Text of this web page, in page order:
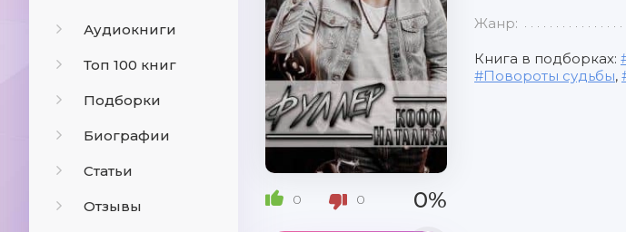
Аудиокниги
Топ 100 книг
Подборки
Биографии
Статьи
Отзывы 0 0 0%
Жанр:
Книга в подборках:
Повороты судьбы,